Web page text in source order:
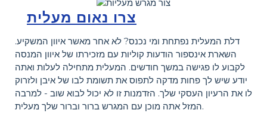
צרו נאום מעלית
דלת המעלית נפתחת ומי נכנס? לא אחר מאשר איוון המשקיע.
השארת אינספור הודעות קוליות עם מזכירתו של איוון המנסה
לקבוע לו פגישה במשך חודשים. המעלית מתחילה לעלות ואתה
יודע שיש לך פחות מדקה לתפוס את תשומת לבו של איבן ולזרוק
לו את הרעיון העסקי שלך. הזדמנות זו לא יכול לבוא שוב - למרבה
המזל אתה מוכן עם המגרש ברור וברור שלך מעלית.